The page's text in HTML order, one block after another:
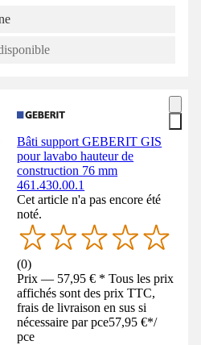
Bâti support GEBERIT GIS
pour lavabo hauteur de
construction 76 mm
461.430.00.1
Cet article n'a pas encore été
noté.
(0)
Prix — 57,95 € * Tous les prix
affichés sont des prix TTC,
frais de livraison en sus si
nécessaire par pce57,95 €*/
pce